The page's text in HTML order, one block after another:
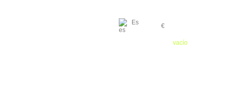
Es €
vacío